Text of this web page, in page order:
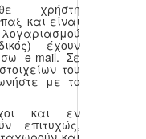
χρήστη
και είναι
έχουν
e-mail. Σε
του
με το
και εν
επιτυχώς,